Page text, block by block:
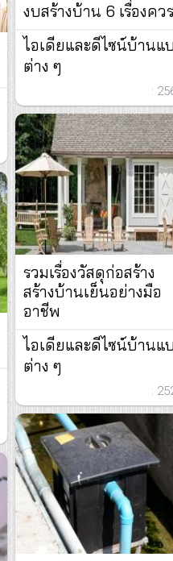
งบสร้างบ้าน 6 เรื่องคว
ไอเดียและดีไซน์บ้านแ
ต่าง ๆ
:
รวมเรื่องวัสดุก่อสร้าง
สร้างบ้านเย็นอย่างมือ
อาชีพ
ไอเดียและดีไซน์บ้านแ
ต่าง ๆ
: